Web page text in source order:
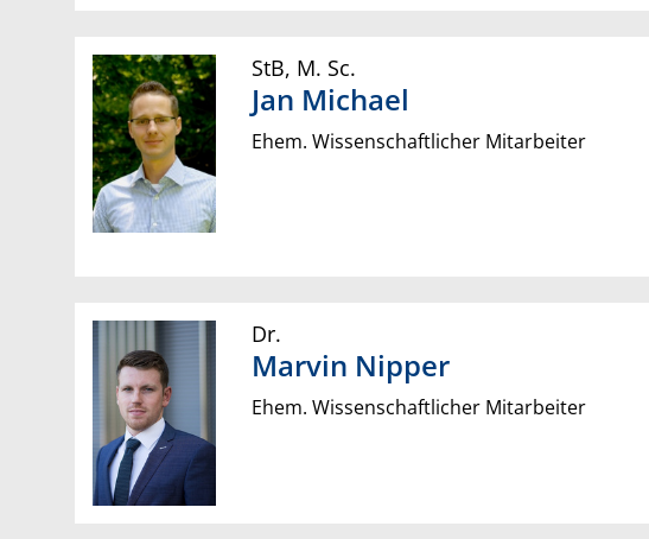
StB, M. Sc.
Jan Michael
Ehem. Wissenschaftlicher Mitarbeiter
Dr.
Marvin Nipper
Ehem. Wissenschaftlicher Mitarbeiter